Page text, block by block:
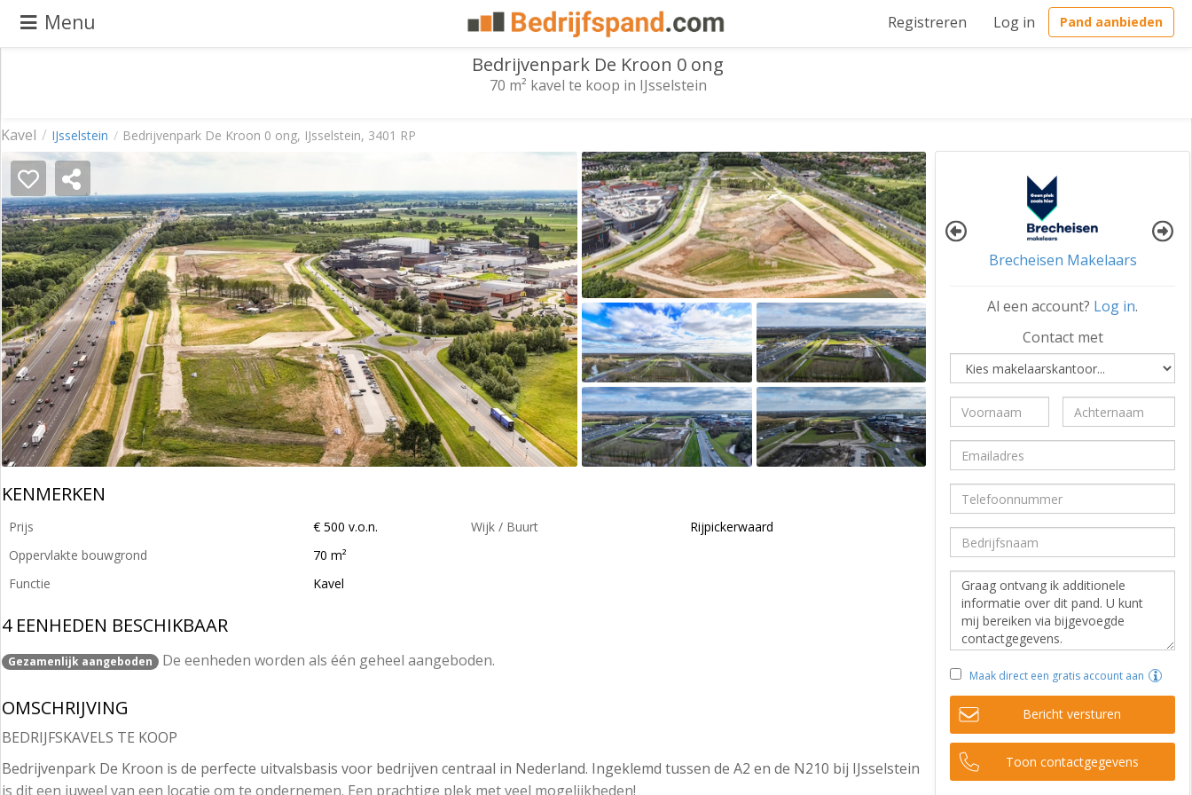
Menu Registreren Log in Pand aanbieden
aanbieden
Pand
zoeken
Waarom
adverteren
Premium
adverteren
Blog
Registreren
Login
Kavel IJsselstein Bedrijvenpark De Kroon 0 ong, IJsselstein, 3401 RP
Bedrijvenpark De Kroon 0 ong
70 m² kavel te koop in IJsselstein
KENMERKEN
Prijs
€ 500 v.o.n.
Oppervlakte bouwgrond
70 m²
Functie
Kavel
Wijk / Buurt Rijpickerwaard
4 EENHEDEN BESCHIKBAAR
Gezamenlijk aangeboden De eenheden worden als één geheel aangeboden.
OMSCHRIJVING
BEDRIJFSKAVELS TE KOOP
Bedrijvenpark De Kroon is de perfecte uitvalsbasis voor bedrijven centraal in Nederland. Ingeklemd tussen de A2 en de N210 bij IJsselstein
is dit een juweel van een locatie om te ondernemen. Een prachtige plek met veel mogelijkheden!
Oranjeborch Bedrijfsmakelaars
Al een account? Log in.
Contact met
Maak direct een gratis account aan
Bericht versturen
Toon contactgegevens